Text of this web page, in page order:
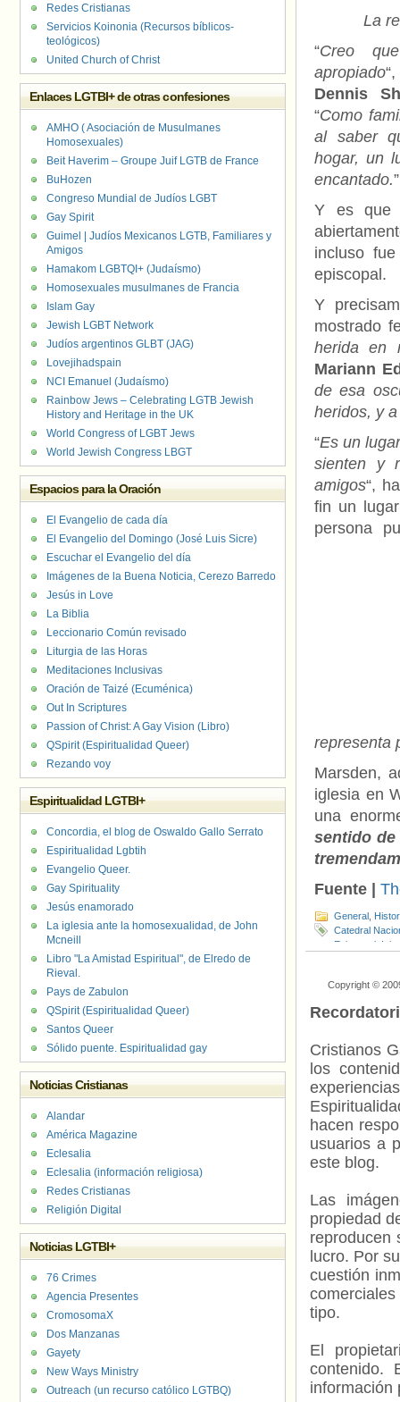
La
“Creo
apropiado
Dennis
“Como
al saber
hogar, un
encantado.”
Y es que
incluso
episcopal.
Y
mostrado
herida en
Mariann
de esa
heridos, y
“Es un
sienten y
amigos“,
fin un
persona
representa
Marsden,
iglesia en
una
sentido de
Fuente |
General
Catedral
Episcopal
Copyright ©
Cristianos
los
hacen
usuarios a
este blog.
Las
propiedad
reproducen
lucro. Por
cuestión
tipo.
El
contenido.
información
Redes Cristianas
Servicios Koinonia (Recursos bíblicos-
teológicos)
United Church of Christ
Enlaces LGTBI+ de otras confesiones
AMHO ( Asociación de Musulmanes
Homosexuales)
Beit Haverim – Groupe Juif LGTB de France
BuHozen
Congreso Mundial de Judíos LGBT
Gay Spirit
Guimel | Judíos Mexicanos LGTB, Familiares y
Amigos
Hamakom LGBTQI+ (Judaísmo)
Homosexuales musulmanes de Francia
Islam Gay
Jewish LGBT Network
Judíos argentinos GLBT (JAG)
Lovejihadspain
NCI Emanuel (Judaísmo)
Rainbow Jews – Celebrating LGTB Jewish
History and Heritage in the UK
World Congress of LGBT Jews
World Jewish Congress LBGT
Espacios para la Oración
El Evangelio de cada día
El Evangelio del Domingo (José Luis Sicre)
Escuchar el Evangelio del día
Imágenes de la Buena Noticia, Cerezo Barredo
Jesús in Love
La Biblia
Leccionario Común revisado
Liturgia de las Horas
Meditaciones Inclusivas
Oración de Taizé (Ecuménica)
Out In Scriptures
Passion of Christ: A Gay Vision (Libro)
QSpirit (Espiritualidad Queer)
Rezando voy
Espiritualidad LGTBI+
Concordia, el blog de Oswaldo Gallo Serrato
Espiritualidad Lgbtih
Evangelio Queer.
Gay Spirituality
Jesús enamorado
La iglesia ante la homosexualidad, de John
Mcneill
Libro "La Amistad Espiritual", de Elredo de
Rieval.
Pays de Zabulon
QSpirit (Espiritualidad Queer)
Santos Queer
Sólido puente. Espiritualidad gay
Noticias Cristianas
Alandar
América Magazine
Eclesalia
Eclesalia (información religiosa)
Redes Cristianas
Religión Digital
Noticias LGTBI+
76 Crimes
Agencia Presentes
CromosomaX
Dos Manzanas
Gayety
New Ways Ministry
Outreach (un recurso católico LGTBQ)